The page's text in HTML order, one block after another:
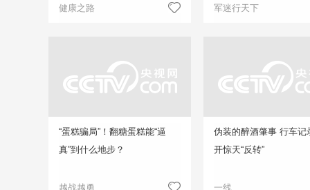
健康之路 军迷行天下
“蛋糕骗局”！翻糖蛋糕能“逼
真”到什么地步？
越战越勇
伪装的醉酒肇事 行车记
开惊天“反转”
一线